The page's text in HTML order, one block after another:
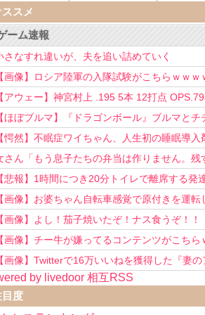
スメ
ーム速報
さなすれ違いが、夫を追い詰めていく
【画像】ロシア陸軍の入隊試験がこちらｗｗｗ
【アウェー】神宮村上 .195 5本 12打点
【ほぼブルマ】『ドラゴンボール』ブルマと
可愛すぎるwwwwwww
【愕然】不眠症ワイちゃん、人生初の睡眠導
さん「もう息子たちの弁当は作りません。
い！」
【悲報】1時間につき20分トイレで離席する発
を重ねてしまう
【画像】お婆ちゃん自転車感覚で原付きを運
【画像】よし！茄子焼いたぞ！ナス食うぞ！！
【画像】チー牛が嫌ってるコンテンツがこち
【画像】Twitterで16万いいねを獲得した『妻
by livedoor 相互RSS
目度